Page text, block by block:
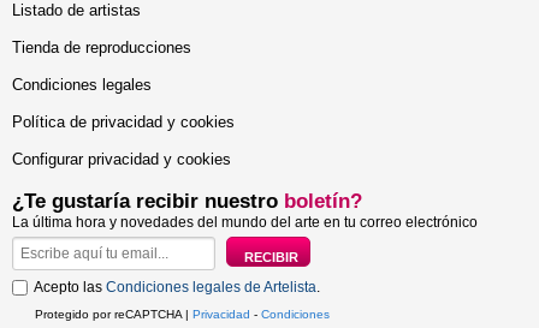
Listado de artistas
Tienda de reproducciones
Condiciones legales
Política de privacidad y cookies
Configurar privacidad y cookies
¿Te gustaría recibir nuestro boletín?
La última hora y novedades del mundo del arte en tu correo electrónico
Acepto las Condiciones legales de Artelista.
Protegido por reCAPTCHA | Privacidad - Condiciones